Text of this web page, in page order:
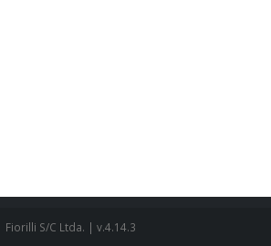
Fiorilli S/C Ltda. | v.4.14.3